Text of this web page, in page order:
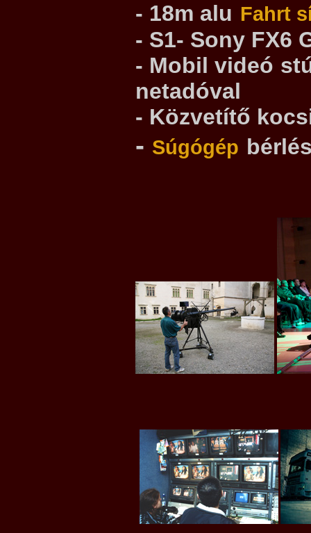
- 18m alu Fahrt
- S1- Sony FX6
- Mobil videó
netadóval
- Közvetítő
- Súgógép